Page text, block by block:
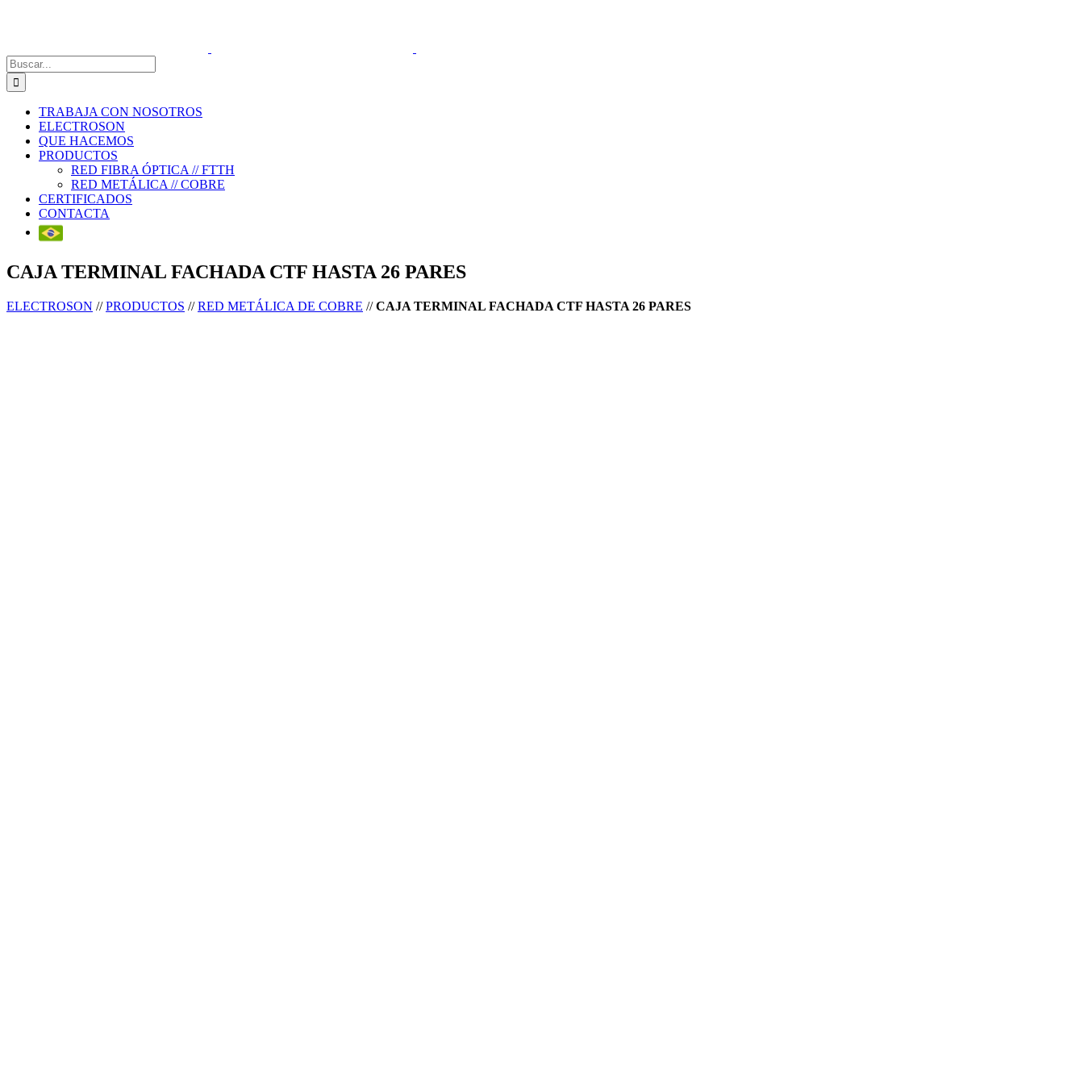
Buscar:
TRABAJA CON NOSOTROS
ELECTROSON
QUE HACEMOS
PRODUCTOS
RED FIBRA ÓPTICA // FTTH
RED METÁLICA // COBRE
CERTIFICADOS
CONTACTA
CAJA TERMINAL FACHADA CTF HASTA 26 PARES
ELECTROSON //PRODUCTOS //RED METÁLICA DE COBRE //CAJA TERMINAL FACHADA CTF HASTA 26 PARES